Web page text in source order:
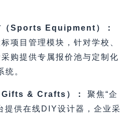
（Sports Equipment）：
项目管理模块，针对学校、
购提供专属报价池与定制化
统。
Gifts & Crafts）：
聚焦“企
提供在线DIY设计器，企业采